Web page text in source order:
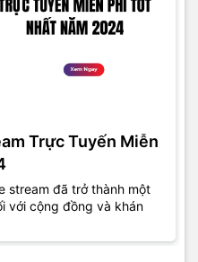
Trực Tuyến Miễn
stream đã trở thành một
với cộng đồng và khán